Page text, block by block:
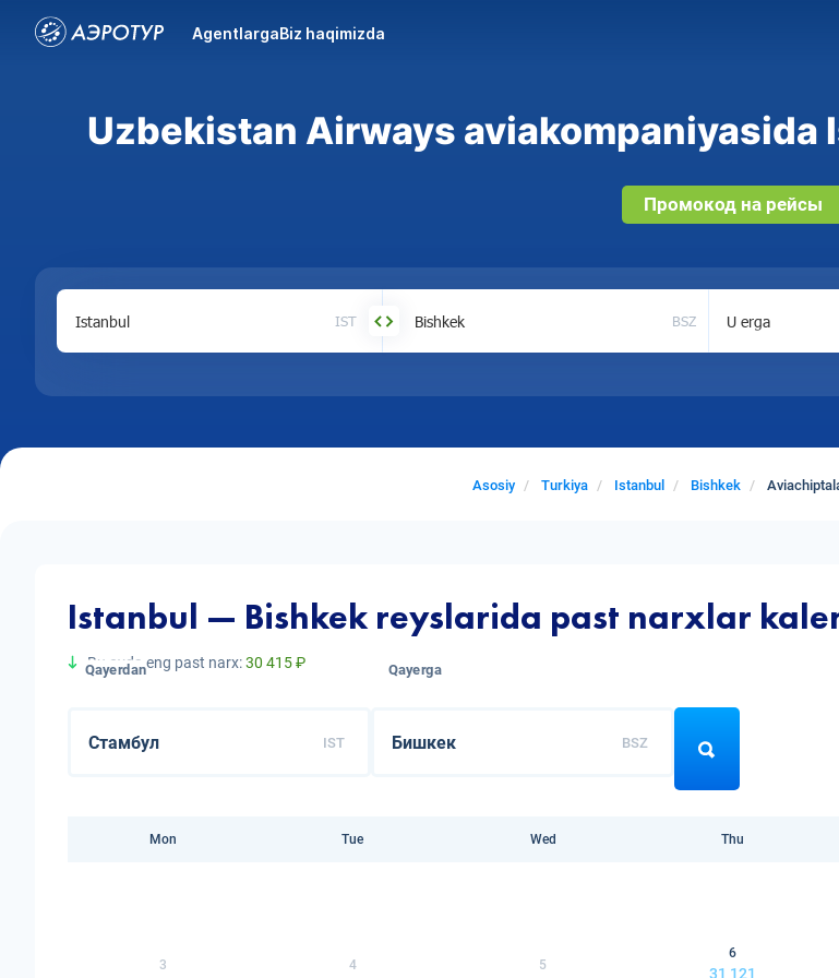
AgentlargaBiz haqimizda
Uzbekistan Airways
Промокод на рейсы
IST BSZ U erga
Asosiy Turkiya Istanbul Bishkek
Istanbul — Bishkek reyslarida past narxlar
Bu oyda eng past narx:30 415 ₽
Qayerdan
IST
Qayerga
BSZ
Mon Tue Wed Thu
3 4 5
6
31 121